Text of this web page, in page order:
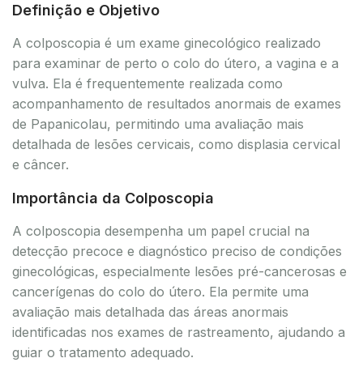
Definição e Objetivo
A colposcopia é um exame ginecológico realizado
para examinar de perto o colo do útero, a vagina e a
vulva. Ela é frequentemente realizada como
acompanhamento de resultados anormais de exames
de Papanicolau, permitindo uma avaliação mais
detalhada de lesões cervicais, como displasia cervical
e câncer.
Importância da Colposcopia
A colposcopia desempenha um papel crucial na
detecção precoce e diagnóstico preciso de condições
ginecológicas, especialmente lesões pré-cancerosas e
cancerígenas do colo do útero. Ela permite uma
avaliação mais detalhada das áreas anormais
identificadas nos exames de rastreamento, ajudando a
guiar o tratamento adequado.